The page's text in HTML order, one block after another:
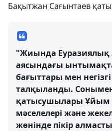
Бақытжан Сағынтаев
"Жиында
аясындағы
бағыттары мен
талқыланды.
қатысушылары Ұйым
мәселелері және
жөнінде пікір